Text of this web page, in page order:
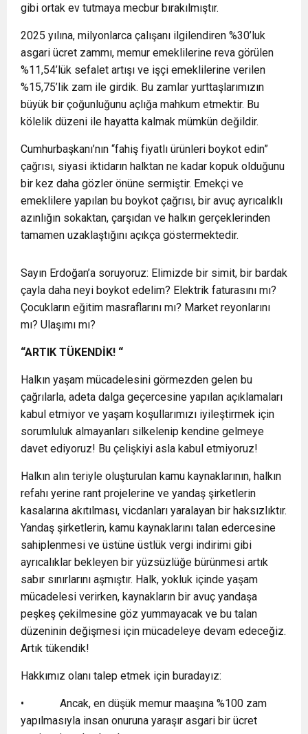
gibi ortak ev tutmaya mecbur bırakılmıştır.
2025 yılına, milyonlarca çalışanı ilgilendiren %30’luk
asgari ücret zammı, memur emeklilerine reva görülen
%11,54’lük sefalet artışı ve işçi emeklilerine verilen
%15,75’lik zam ile girdik. Bu zamlar yurttaşlarımızın
büyük bir çoğunluğunu açlığa mahkum etmektir. Bu
kölelik düzeni ile hayatta kalmak mümkün değildir.
Cumhurbaşkanı’nın “fahiş fiyatlı ürünleri boykot edin”
çağrısı, siyasi iktidarın halktan ne kadar kopuk olduğunu
bir kez daha gözler önüne sermiştir. Emekçi ve
emeklilere yapılan bu boykot çağrısı, bir avuç ayrıcalıklı
azınlığın sokaktan, çarşıdan ve halkın gerçeklerinden
tamamen uzaklaştığını açıkça göstermektedir.
Sayın Erdoğan’a soruyoruz: Elimizde bir simit, bir bardak
çayla daha neyi boykot edelim? Elektrik faturasını mı?
Çocukların eğitim masraflarını mı? Market reyonlarını
mı? Ulaşımı mı?
“ARTIK TÜKENDİK! “
Halkın yaşam mücadelesini görmezden gelen bu
çağrılarla, adeta dalga geçercesine yapılan açıklamaları
kabul etmiyor ve yaşam koşullarımızı iyileştirmek için
sorumluluk almayanları silkelenip kendine gelmeye
davet ediyoruz! Bu çelişkiyi asla kabul etmiyoruz!
Halkın alın teriyle oluşturulan kamu kaynaklarının, halkın
refahı yerine rant projelerine ve yandaş şirketlerin
kasalarına akıtılması, vicdanları yaralayan bir haksızlıktır.
Yandaş şirketlerin, kamu kaynaklarını talan edercesine
sahiplenmesi ve üstüne üstlük vergi indirimi gibi
ayrıcalıklar bekleyen bir yüzsüzlüğe bürünmesi artık
sabır sınırlarını aşmıştır. Halk, yokluk içinde yaşam
mücadelesi verirken, kaynakların bir avuç yandaşa
peşkeş çekilmesine göz yummayacak ve bu talan
düzeninin değişmesi için mücadeleye devam edeceğiz.
Artık tükendik!
Hakkımız olanı talep etmek için buradayız:
• Ancak, en düşük memur maaşına %100 zam
yapılmasıyla insan onuruna yaraşır asgari bir ücret